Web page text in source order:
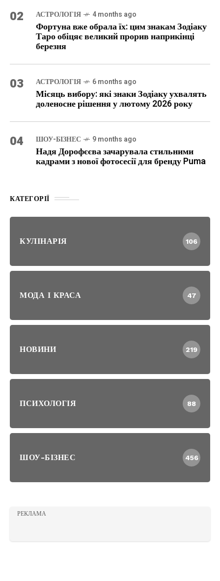
02 АСТРОЛОГІЯ 4 months ago
Фортуна вже обрала їх: цим знакам Зодіаку
Таро обіцяє великий прорив наприкінці
березня
03 АСТРОЛОГІЯ 6 months ago
Місяць вибору: які знаки Зодіаку ухвалять
доленосне рішення у лютому 2026 року
04 ШОУ-БІЗНЕС 9 months ago
Надя Дорофєєва зачарувала стильними
кадрами з нової фотосесії для бренду Puma
КАТЕГОРІЇ
КУЛІНАРІЯ 106
МОДА І КРАСА 47
НОВИНИ 219
ПСИХОЛОГІЯ 88
ШОУ-БІЗНЕС 456
РЕКЛАМА